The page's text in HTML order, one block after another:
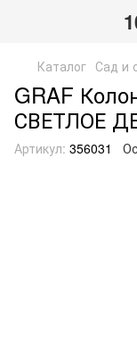
Каталог Сад и
GRAF
СВЕТЛОЕ
Артикул: 356031